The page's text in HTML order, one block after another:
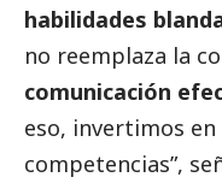
habilidades
no reemplaza la
comunicación
eso, invertimos
competencias”,